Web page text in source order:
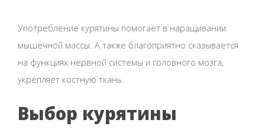
Употребление курятины помогает в наращивании
мышечной массы. А также благоприятно сказывается
на функциях нервной системы и головного мозга,
укрепляет костную ткань.
Выбор курятины